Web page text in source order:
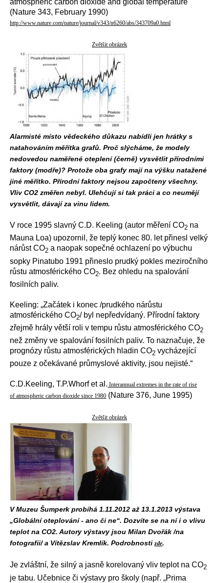
atmospheric carbon dioxide and global temperature
(Nature 343, February 1990)
http://www.nature.com/nature/journal/v343/n6260/abs/343709a0.html
Zvětšit obrázek
Alarmisté místo vědeckého důkazu nabídli jen hrátky s
natahováním měřítka grafů. Proč slýcháme, že modely
nedovedou naměřené oteplení (černě) vysvětlit přírodními
faktory (modře)? Protože oba grafy mají na výšku natažené
jiné měřítko. Přírodní faktory nejsou započteny všechny.
Vliv CO2 změřen nebyl. Ulehčují si tak práci a co neumějí
vysvětlit, dávají za vinu lidem.
V roce 1995 slavný C.D. Keeling (autor měření CO2 na
Mauna Loa) upozornil, že teplý konec 80. let přinesl velký
nárůst CO2 a naopak sopečné ochlazení po výbuchu
sopky Pinatubo 1991 přineslo prudký pokles meziročního
růstu atmosférického CO2. Bez ohledu na spalování
fosilních paliv.
Keeling: „Začátek i konec /prudkého nárůstu
atmosférického CO2/ byl nepředvídaný. Přírodní faktory
zřejmě hrály větší roli v tempu růstu atmosférického CO2
než změny ve spalování fosilních paliv. To naznačuje, že
prognózy růstu atmosférických hladin CO2 vycházející
pouze z očekávané průmyslové aktivity, jsou nejisté.“
C.D.Keeling, T.P.Whorf et al. Interannual extremes in the rate of rise
of atmospheric carbon dioxide since 1980 (Nature 376, June 1995)
Zvětšit obrázek
V Muzeu Šumperk probíhá 1.11.2012 až 13.1.2013 výstava
„Globální oteplování - ano či ne“. Dozvíte se na ní i o vlivu
teplot na CO2. Autory výstavy jsou Milan Dvořák /na
fotografii/ a Vítězslav Kremlík. Podrobnostizde.
Je zvláštní, že silný a jasně korelovaný vliv teplot na CO2
je tabu. Učebnice či výstavy pro školy (např. „Prima